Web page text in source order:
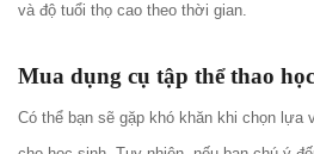
và độ tuổi thọ cao theo thời gian.
Mua dụng cụ tập thể thao
Có thể bạn sẽ gặp khó khăn khi chọn lựa